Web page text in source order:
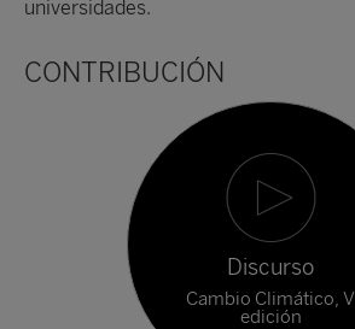
universidades.
CONTRIBUCIÓN
Discurso
Cambio Climático, V
edición